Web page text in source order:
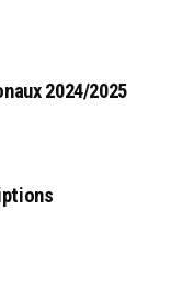
2024/2025